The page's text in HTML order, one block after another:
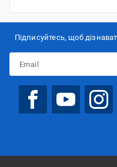
Підписуйтесь, щоб